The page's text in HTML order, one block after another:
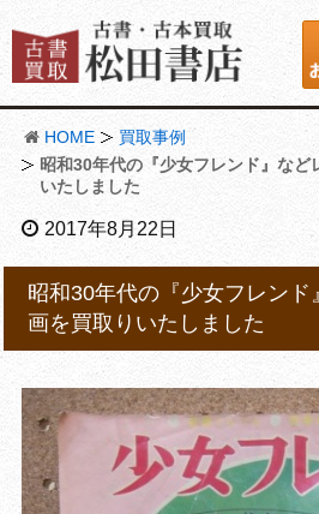
HOME
買取事例
昭和30年代の『少女フレンド』など
いたしました
2017年8月22日
昭和30年代の『少女フレンド
画を買取りいたしました